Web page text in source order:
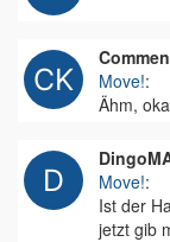
Move!:
Ähm,
Move!:
Ist der
jetzt gib